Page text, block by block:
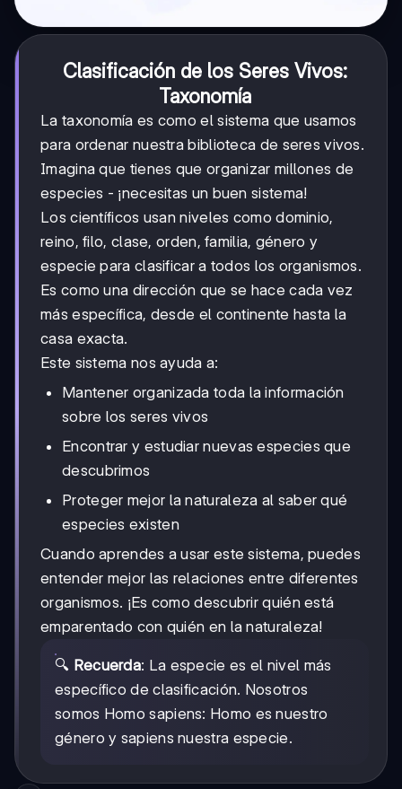
Clasificación de los Seres Vivos:
Taxonomía
La taxonomía es como el sistema que usamos
para ordenar nuestra biblioteca de seres vivos.
Imagina que tienes que organizar millones de
especies - ¡necesitas un buen sistema!
Los científicos usan niveles como dominio,
reino, filo, clase, orden, familia, género y
especie para clasificar a todos los organismos.
Es como una dirección que se hace cada vez
más específica, desde el continente hasta la
casa exacta.
Este sistema nos ayuda a:
Mantener organizada toda la información
sobre los seres vivos
Encontrar y estudiar nuevas especies que
descubrimos
Proteger mejor la naturaleza al saber qué
especies existen
Cuando aprendes a usar este sistema, puedes
entender mejor las relaciones entre diferentes
organismos. ¡Es como descubrir quién está
emparentado con quién en la naturaleza!
🔍 Recuerda: La especie es el nivel más
específico de clasificación. Nosotros
somos Homo sapiens: Homo es nuestro
género y sapiens nuestra especie.